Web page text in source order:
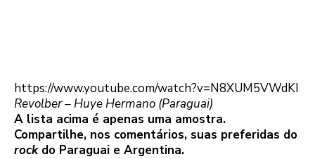
https://www.youtube.com/watch?v=N8XUM5VWdKI
Revolber – Huye Hermano (Paraguai)
A lista acima é apenas uma amostra.
Compartilhe, nos comentários, suas preferidas do
rockdo Paraguai e Argentina.